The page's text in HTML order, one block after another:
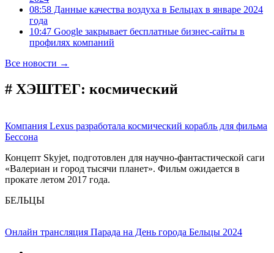
08:58 Данные качества воздуха в Бельцах в январе 2024
года
10:47 Google закрывает бесплатные бизнес-сайты в
профилях компаний
Все новости →
# ХЭШТЕГ: космический
Компания Lexus разработала космический корабль для фильма
Бессона
Концепт Skyjet, подготовлен для научно-фантастической саги
«Валериан и город тысячи планет». Фильм ожидается в
прокате летом 2017 года.
БЕЛЬЦЫ
Онлайн трансляция Парада на День города Бельцы 2024